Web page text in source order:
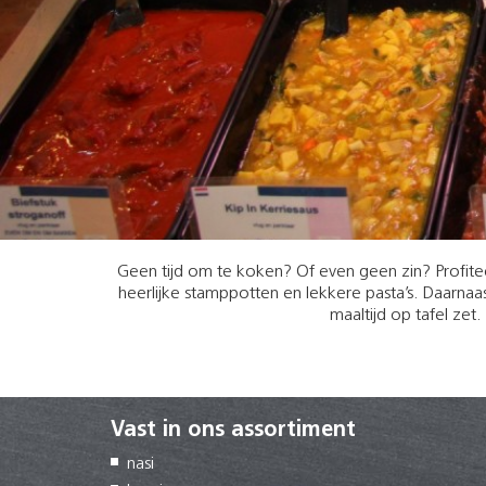
Geen tijd om te koken? Of even geen zin?
heerlijke stamppotten en lekkere pasta’s.
maaltijd op tafel zet.
Vast in ons assortiment
nasi